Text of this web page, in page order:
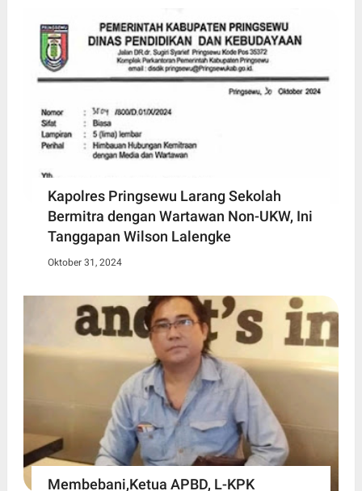
Kapolres Pringsewu Larang Sekolah
Bermitra dengan Wartawan Non-UKW, Ini
Tanggapan Wilson Lalengke
Oktober 31, 2024
Membebani,Ketua APBD, L-KPK